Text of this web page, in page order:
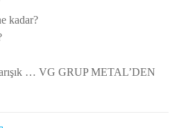
kadar?
… VG GRUP METAL’DEN